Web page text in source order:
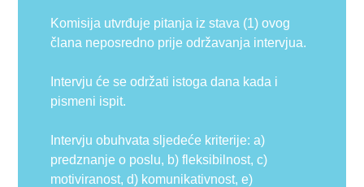
Komisija utvrđuje pitanja iz stava (1) ovog
člana neposredno prije održavanja intervjua.
Intervju će se održati istoga dana kada i
pismeni ispit.
Intervju obuhvata sljedeće kriterije: a)
predznanje o poslu, b) fleksibilnost, c)
motiviranost, d) komunikativnost, e)